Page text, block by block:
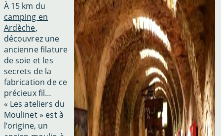
À 15 km du
camping en
Ardèche,
découvrez une
ancienne filature
de soie et les
secrets de la
fabrication de ce
précieux fil…
« Les ateliers du
Moulinet » est à
l’origine, un